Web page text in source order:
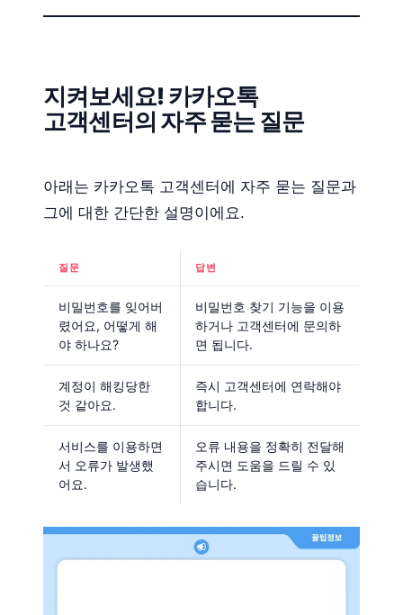
지켜보세요! 카카오톡
고객센터의 자주 묻는 질문
아래는 카카오톡 고객센터에 자주 묻는 질문과
그에 대한 간단한 설명이에요.
질문 답변
비밀번호를 잊어버
렸어요, 어떻게 해
야 하나요?
비밀번호 찾기 기능을 이용
하거나 고객센터에 문의하
면 됩니다.
계정이 해킹당한
것 같아요.
즉시 고객센터에 연락해야
합니다.
서비스를 이용하면
서 오류가 발생했
어요.
오류 내용을 정확히 전달해
주시면 도움을 드릴 수 있
습니다.